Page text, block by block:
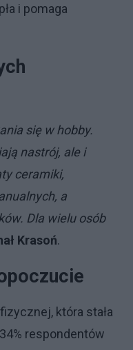
i pomaga
się w hobby.
nastrój, ale i
ceramiki,
a
Dla wielu osób
Krasoń.
która stała
respondentów